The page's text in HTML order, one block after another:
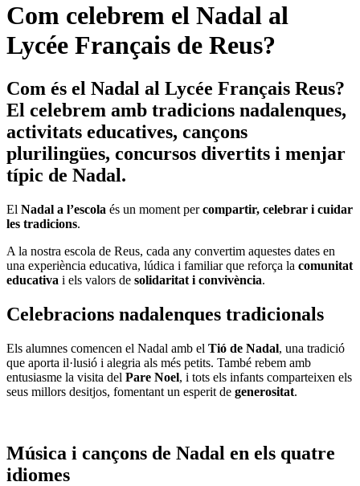
Com celebrem el Nadal al
Lycée Français de Reus?
Com és el Nadal al Lycée Français Reus?
El celebrem amb tradicions nadalenques,
activitats educatives, cançons
plurilingües, concursos divertits i menjar
típic de Nadal.
El Nadal a l’escola és un moment percompartir, celebrar i cuidar
les tradicions.
A la nostra escola de Reus, cada any convertim aquestes dates en
una experiència educativa, lúdica i familiar que reforça la comunitat
educativa i els valors de solidaritat i convivència.
Celebracions nadalenques tradicionals
Els alumnes comencen el Nadal amb el Tió de Nadal, una tradició
que aporta il·lusió i alegria als més petits. També rebem amb
entusiasme la visita del Pare Noel, i tots els infants comparteixen els
seus millors desitjos, fomentant un esperit de generositat.
Música i cançons de Nadal en els quatre
idiomes